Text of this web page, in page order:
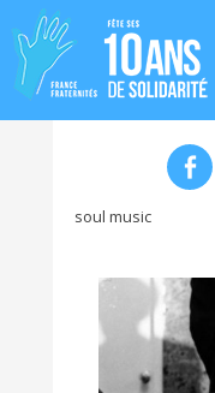
soul music